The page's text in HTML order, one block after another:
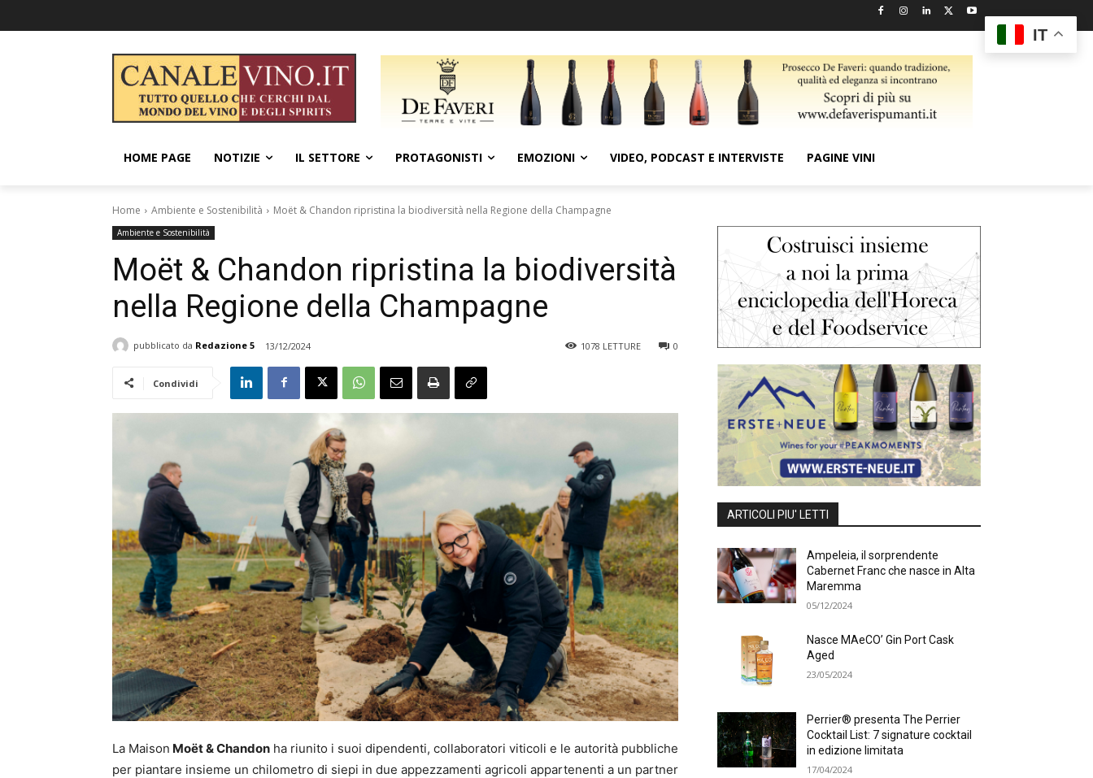
HOME PAGE NOTIZIE IL SETTORE PROTAGONISTI EMOZIONI VIDEO, PODCAST E INTERVISTE PAGINE VINI
Home Ambiente e Sostenibilità Moët & Chandon ripristina la biodiversità nella Regione della Champagne
Ambiente e Sostenibilità
Moët & Chandon ripristina la biodiversità
nella Regione della Champagne
pubblicato da Redazione 5 13/12/2024 0
1078 LETTURE
Condividi
La Maison Moët & Chandon ha riunito i suoi dipendenti, collaboratori viticoli e le autorità pubbliche
per piantare insieme un chilometro di siepi in due appezzamenti agricoli appartenenti a un partner
ARTICOLI PIU' LETTI
Ampeleia, il sorprendente
Cabernet Franc che nasce in Alta
Maremma
05/12/2024
Nasce MAeCO’ Gin Port Cask
Aged
23/05/2024
Perrier® presenta The Perrier
Cocktail List: 7 signature cocktail
in edizione limitata
17/04/2024
IT